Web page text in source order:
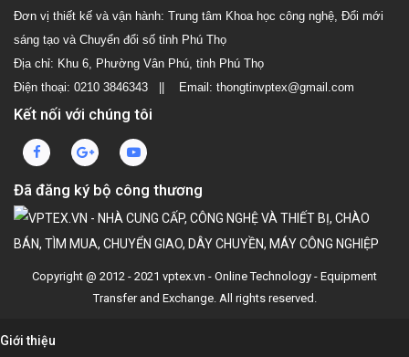
Đơn vị thiết kế và vận hành: Trung tâm Khoa học công nghệ, Đổi mới
sáng tạo và Chuyển đổi số tỉnh Phú Thọ
Địa chỉ: Khu 6, Phường Vân Phú, tỉnh Phú Thọ
Điện thoại: 0210 3846343 || Email: thongtinvptex@gmail.com
Kết nối với chúng tôi
Đã đăng ký bộ công thương
Copyright @ 2012 - 2021 vptex.vn - Online Technology - Equipment
Transfer and Exchange. All rights reserved.
Giới thiệu